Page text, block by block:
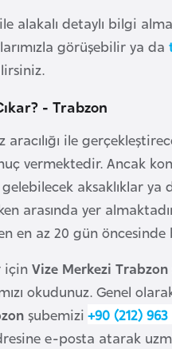
alakalı detaylı bilgi
görüşebilir ya da
- Trabzon
aracılığı ile
vermektedir. Ancak
aksaklıklar
arasında yer
en az 20 gün
içinVize Merkezi Trabzon
okudunuz. Genel
şubemizi +90 (212)
e-posta atarak